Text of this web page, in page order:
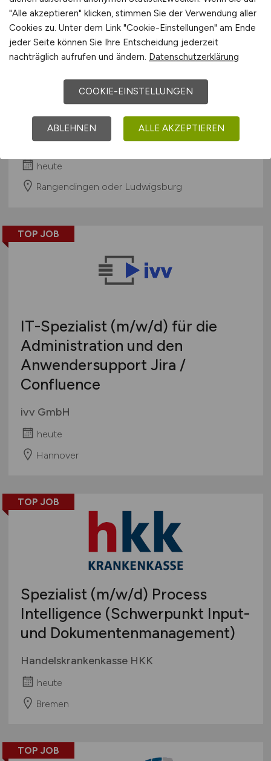
ERP-Expert(m/w/d)
TUBEX Packaging GmbH
heute
Rangendingen oder Ludwigsburg
TOP JOB
IT-Spezialist (m/w/d) für die
Administration und den
Anwendersupport Jira /
Confluence
ivv GmbH
heute
Hannover
TOP JOB
Spezialist (m/w/d) Process
Intelligence (Schwerpunkt Input-
und Dokumentenmanagement)
Handelskrankenkasse HKK
heute
Bremen
TOP JOB
"Alle akzeptieren" klicken, stimmen Sie der Verwendung aller
Cookies zu. Unter dem Link "Cookie-Einstellungen" am Ende
jeder Seite können Sie Ihre Entscheidung jederzeit
nachträglich aufrufen und ändern. Datenschutzerklärung
COOKIE-EINSTELLUNGEN
ABLEHNEN ALLE AKZEPTIEREN